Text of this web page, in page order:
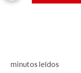
minutos leídos